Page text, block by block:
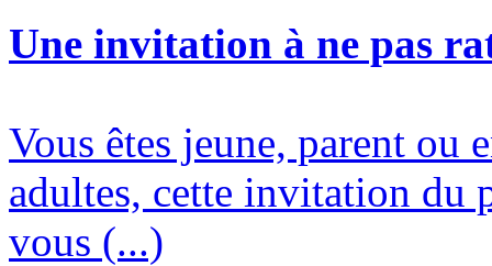
Une invitation à ne pas
Vous êtes jeune, parent ou
adultes, cette invitation du
vous (...)